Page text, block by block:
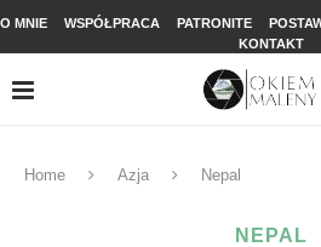
O MNIE WSPÓŁPRACA PATRONITE
KONTAKT
Home Azja Nepal
NEPAL